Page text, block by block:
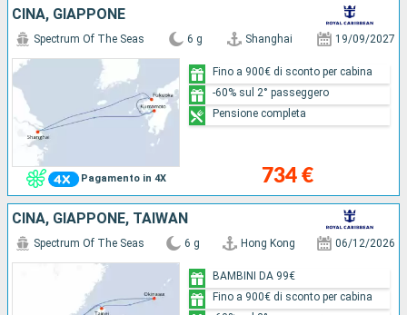
CINA, GIAPPONE
Pagamento in 4X
Spectrum Of The Seas 6 g Shanghai 19/09/2027
734 €
Fino a 900€ di sconto per cabina
-60% sul 2° passeggero
Pensione completa
CINA, GIAPPONE, TAIWAN
Spectrum Of The Seas 6 g Hong Kong 06/12/2026
BAMBINI DA 99€
Fino a 900€ di sconto per cabina